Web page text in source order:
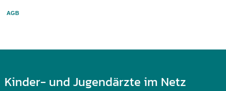
AGB
Kinder- und Jugendärzte im Netz